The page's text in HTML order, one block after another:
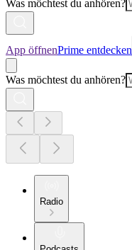
Was möchtest du anhören?
App öffnenPrime entdecken
Was möchtest du anhören?
Radio